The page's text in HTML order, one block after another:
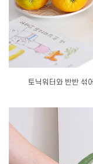
토닉워터와 반반 섞